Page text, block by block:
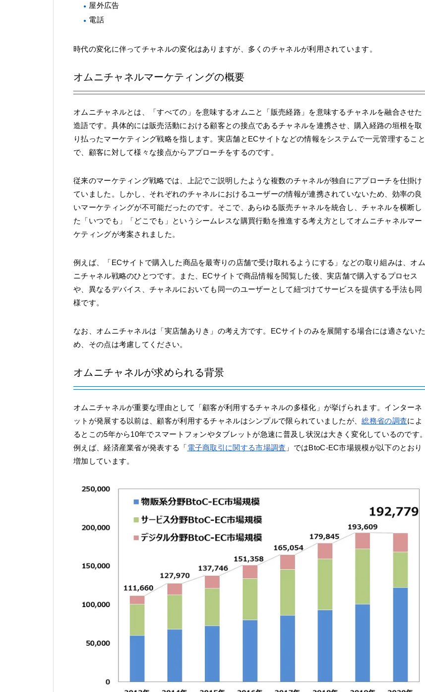
屋外広告
電話
時代の変化に伴ってチャネルの変化はありますが、多くのチャネルが利用されています。
オムニチャネルマーケティングの概要
オムニチャネルとは、「すべての」を意味するオムニと「販売経路」を意味するチャネルを融合させた
造語です。具体的には販売活動における顧客との接点であるチャネルを連携させ、購入経路の垣根を取
り払ったマーケティング戦略を指します。実店舗とECサイトなどの情報をシステムで一元管理すること
で、顧客に対して様々な接点からアプローチをするのです。
従来のマーケティング戦略では、上記でご説明したような複数のチャネルが独自にアプローチを仕掛け
ていました。しかし、それぞれのチャネルにおけるユーザーの情報が連携されていないため、効率の良
いマーケティングが不可能だったのです。そこで、あらゆる販売チャネルを統合し、チャネルを横断し
た「いつでも」「どこでも」というシームレスな購買行動を推進する考え方としてオムニチャネルマー
ケティングが考案されました。
例えば、「ECサイトで購入した商品を最寄りの店舗で受け取れるようにする」などの取り組みは、オム
ニチャネル戦略のひとつです。また、ECサイトで商品情報を閲覧した後、実店舗で購入するプロセス
や、異なるデバイス、チャネルにおいても同一のユーザーとして紐づけてサービスを提供する手法も同
様です。
なお、オムニチャネルは「実店舗ありき」の考え方です。ECサイトのみを展開する場合には適さないた
め、その点は考慮してください。
オムニチャネルが求められる背景
オムニチャネルが重要な理由として「顧客が利用するチャネルの多様化」が挙げられます。インターネ
ットが発展する以前は、顧客が利用するチャネルはシンプルで限られていましたが、総務省の調査によ
るとこの5年から10年でスマートフォンやタブレットが急速に普及し状況は大きく変化しているのです。
例えば、経済産業省が発表する「電子商取引に関する市場調査 」ではBtoC-EC市場規模が以下のとおり
増加しています。